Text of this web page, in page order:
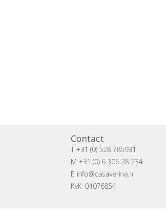
Contact
T +31 (0) 528 785931
M +31 (0) 6 306 28 234
E info@casaverina.nl
KvK: 04076854